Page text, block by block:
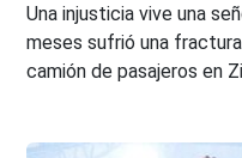
Una injusticia vive una
meses sufrió una
camión de pasajeros en